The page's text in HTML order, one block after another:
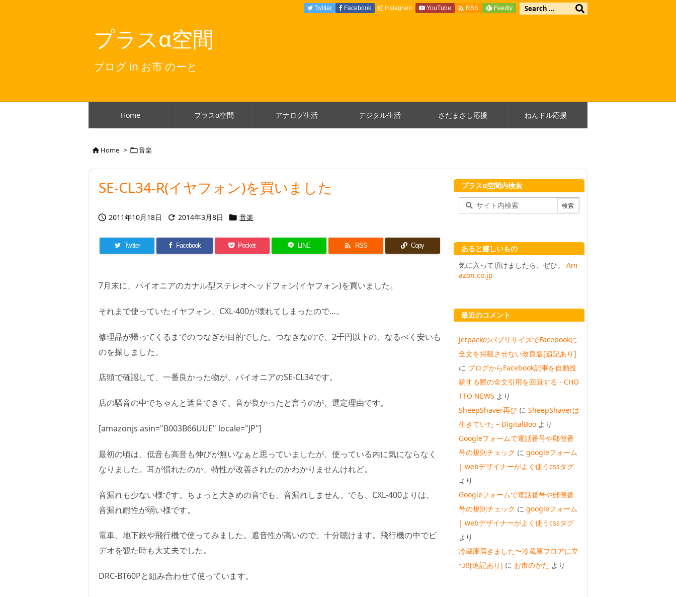
プラスα空間
ブログ in お市 のーと
Home プラスα空間 アナログ生活 デジタル生活 さだまさし応援 ねんドル応援
Twitter Facebook Instagram YouTube  RSS Feedly
Home > 音楽
SE-CL34-R(イヤフォン)を買いました
 2011年10月18日  2014年3月8日  音楽
Twitter Facebook Pocket LINE  RSS Copy
7月末に、パイオニアのカナル型ステレオヘッドフォン(イヤフォン)を買いました。
それまで使っていたイヤフォン、CXL-400が壊れてしまったので…。
修理品が帰ってくるまでのつなぎが目的でした。つなぎなので、2千円以下の、なるべく安いも
のを探しました。
店頭で確認して、一番良かった物が、パイオニアのSE-CL34です。
店の騒音の中でちゃんと遮音できて、音が良かったと言うのが、選定理由です。
[amazonjs asin="B003B66UUE" locale="JP"]
最初の頃は、低音も高音も伸びが無いなぁと思っていましたが、使っている内に気にならなく
なりました。耳が慣れたのか、特性が改善されたのかわかりませんけれど。
音漏れも少ない様です。ちょっと大きめの音でも、音漏れしません。でも、CXL-400よりは、
音漏れ耐性が弱い様です。
電車、地下鉄や飛行機で使ってみました。遮音性が高いので、十分聴けます。飛行機の中でビ
デオを観た時も大丈夫でした。
DRC-BT60Pと組み合わせて使っています。
プラスα空間内検索
あると嬉しいもの
気に入って頂けましたら、ぜひ。 Am
azon.co.jp
最近のコメント
JetpackのパブリサイズでFacebookに
全文を掲載させない改良版[追記あり]
に ブログからFacebook記事を自動投
稿する際の全文引用を回避する - CHO
TTO NEWS より
SheepShaver再び に SheepShaverは
生きていた – DigitalBoo より
Googleフォームで電話番号や郵便番
号の規則チェック に googleフォーム
| webデザイナーがよく使うcssタグ
より
Googleフォームで電話番号や郵便番
号の規則チェック に googleフォーム
| webデザイナーがよく使うcssタグ
より
冷蔵庫届きました〜冷蔵庫フロアに立
つ!![追記あり] に お市のかた より